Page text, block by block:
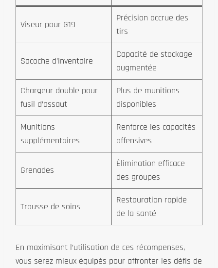
Viseur pour G19
Précision accrue des
tirs
Sacoche d’inventaire
Capacité de stockage
augmentée
Chargeur double pour
fusil d’assaut
Plus de munitions
disponibles
Munitions
supplémentaires
Renforce les capacités
offensives
Grenades
Élimination efficace
des groupes
Trousse de soins
Restauration rapide
de la santé
En maximisant l’utilisation de ces récompenses,
vous serez mieux équipés pour affronter les défis de